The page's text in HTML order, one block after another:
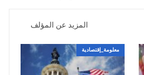
المزيد عن المؤلف
معلومة_إقتصادية